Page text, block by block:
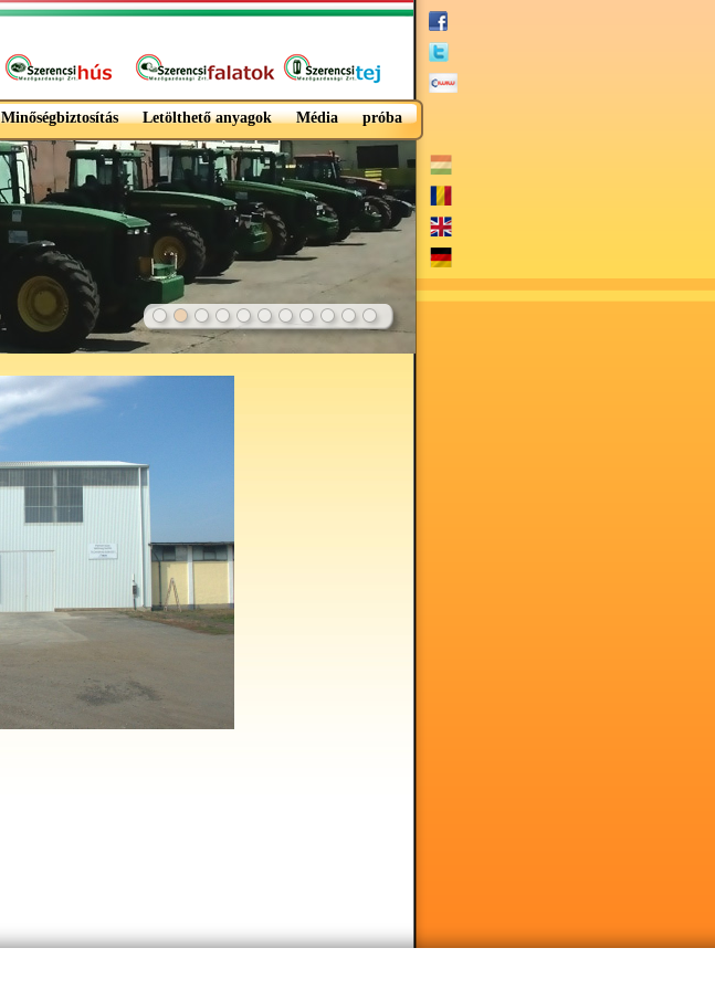
Minőségbiztosítás Letölthető anyagok Média próba